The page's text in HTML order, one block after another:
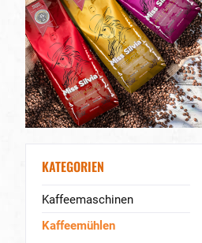
KATEGORIEN
Kaffeemaschinen
Kaffeemühlen